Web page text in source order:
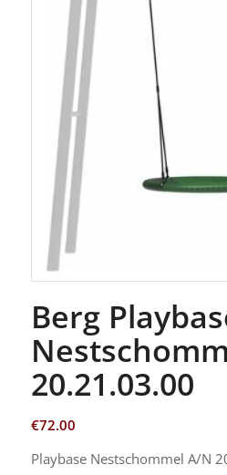
Berg
20.21.03.00
€72.00
Playbase Nestschommel A/N